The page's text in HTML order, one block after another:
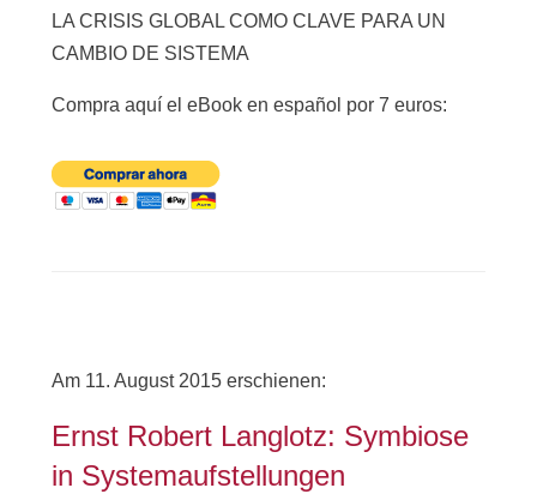
LA CRISIS GLOBAL COMO CLAVE PARA UN
CAMBIO DE SISTEMA
Compra aquí el eBook en español por 7 euros:
Am 11. August 2015 erschienen:
Ernst Robert Langlotz: Symbiose
in Systemaufstellungen